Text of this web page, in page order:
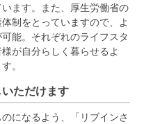
ます。また、厚生労働省の
制をとっていますので、よ
能。それぞれのライフスタ
が自分らしく暮らせるよ
。
ただけます
になるよう、「リブインさ